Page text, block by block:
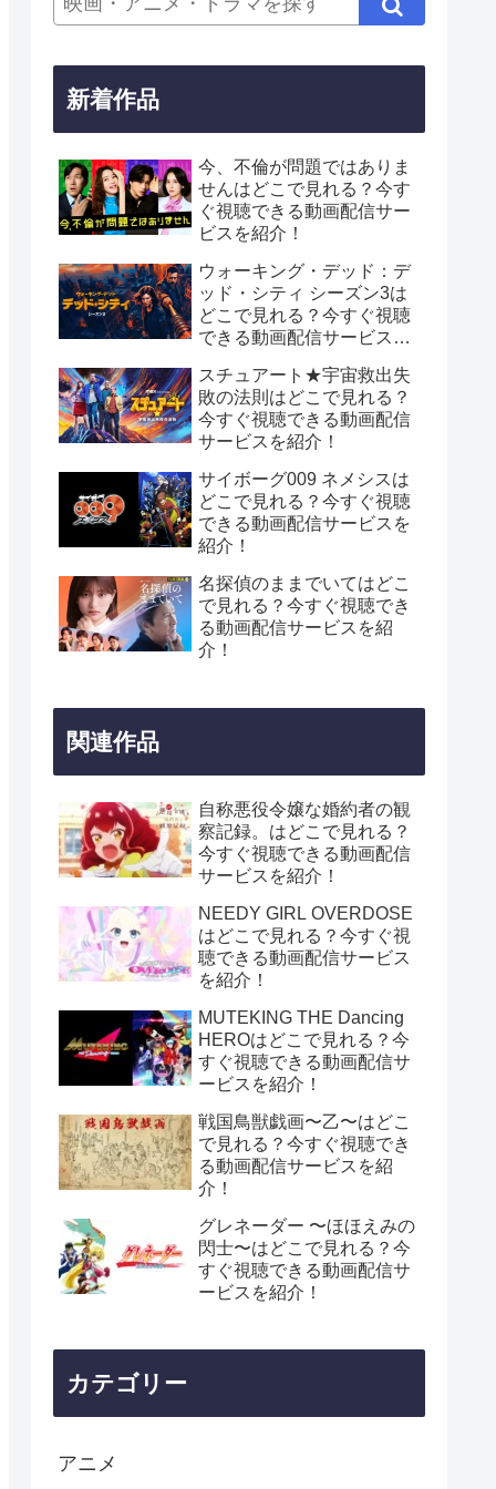
新着作品
今、不倫が問題ではありま
せんはどこで見れる？今す
ぐ視聴できる動画配信サー
ビスを紹介！
ウォーキング・デッド：デ
ッド・シティ シーズン3は
どこで見れる？今すぐ視聴
できる動画配信サービスを
スチュアート★宇宙救出失
敗の法則はどこで見れる？
今すぐ視聴できる動画配信
サービスを紹介！
サイボーグ009 ネメシスは
どこで見れる？今すぐ視聴
できる動画配信サービスを
紹介！
名探偵のままでいてはどこ
で見れる？今すぐ視聴でき
る動画配信サービスを紹
介！
関連作品
自称悪役令嬢な婚約者の観
察記録。はどこで見れる？
今すぐ視聴できる動画配信
サービスを紹介！
NEEDY GIRL OVERDOSE
はどこで見れる？今すぐ視
聴できる動画配信サービス
を紹介！
MUTEKING THE Dancing
HEROはどこで見れる？今
すぐ視聴できる動画配信サ
ービスを紹介！
戦国鳥獣戯画〜乙〜はどこ
で見れる？今すぐ視聴でき
る動画配信サービスを紹
介！
グレネーダー 〜ほほえみの
閃士〜はどこで見れる？今
すぐ視聴できる動画配信サ
ービスを紹介！
カテゴリー
アニメ